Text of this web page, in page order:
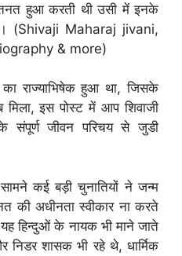
हुआ करती थी उसी में इनके
(Shivaji Maharaj jivani,
& more)
का राज्याभिषेक हुआ था, जिसके
मिला, इस पोस्ट में आप शिवाजी
संपूर्ण जीवन परिचय से जुडी
कई बड़ी चुनातियों ने जन्म
की अधीनता स्वीकार ना करते
हिन्दुओं के नायक भी माने जाते
निडर शासक भी रहे थे, धार्मिक